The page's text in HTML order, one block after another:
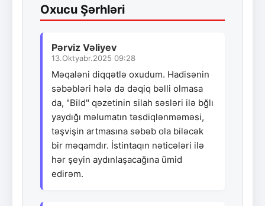
Oxucu Şərhləri
Pərviz Vəliyev
13.Oktyabr.2025 09:28
Məqaləni diqqətlə oxudum. Hadisənin
səbəbləri hələ də dəqiq bəlli olmasa
da, "Bild" qəzetinin silah səsləri ilə bğlı
yaydığı məlumatın təsdiqlənməməsi,
təşvişin artmasına səbəb ola biləcək
bir məqamdır. İstintaqın nəticələri ilə
hər şeyin aydınlaşacağına ümid
edirəm.